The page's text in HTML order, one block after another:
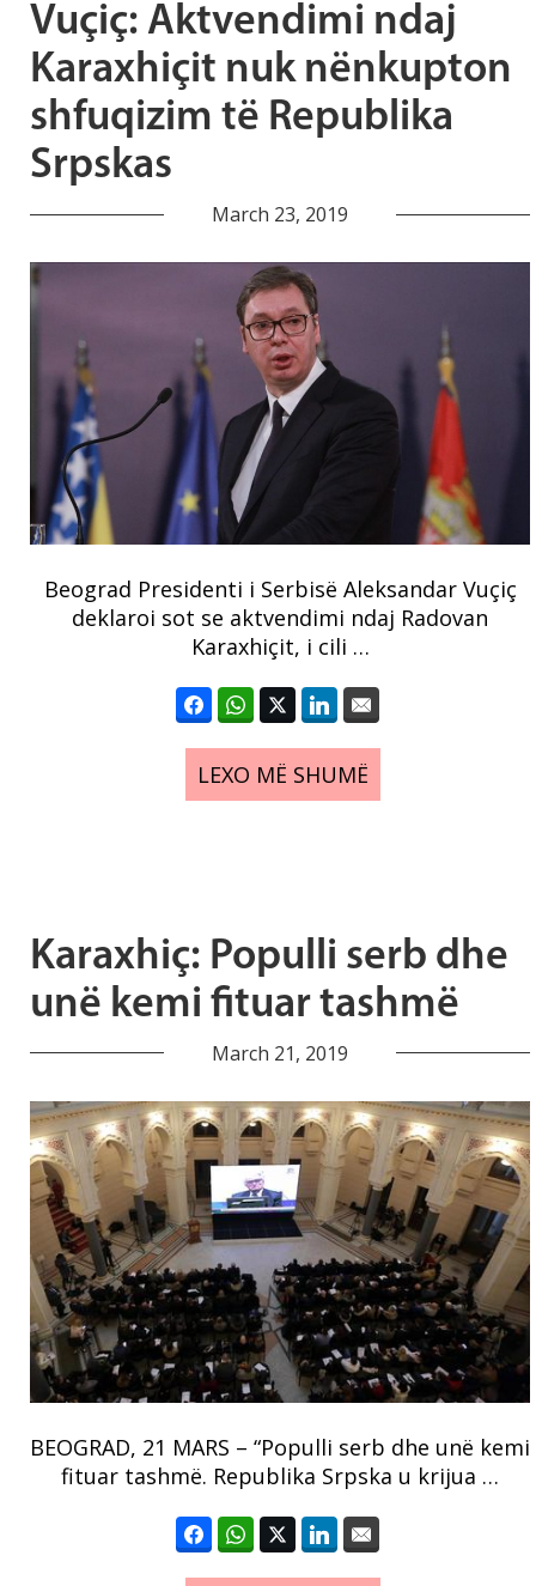
Vuçiç: Aktvendimi ndaj
Karaxhiçit nuk nënkupton
shfuqizim të Republika
Srpskas
March 23, 2019
Beograd Presidenti i Serbisë Aleksandar Vuçiç
deklaroi sot se aktvendimi ndaj Radovan
Karaxhiçit, i cili …
LEXO MË SHUMË
Karaxhiç: Populli serb dhe
unë kemi fituar tashmë
March 21, 2019
BEOGRAD, 21 MARS – “Populli serb dhe unë kemi
fituar tashmë. Republika Srpska u krijua …